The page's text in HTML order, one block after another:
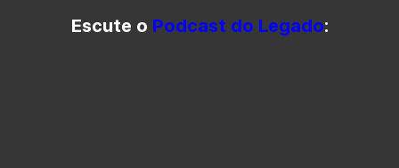
Escute o Podcast do Legado: